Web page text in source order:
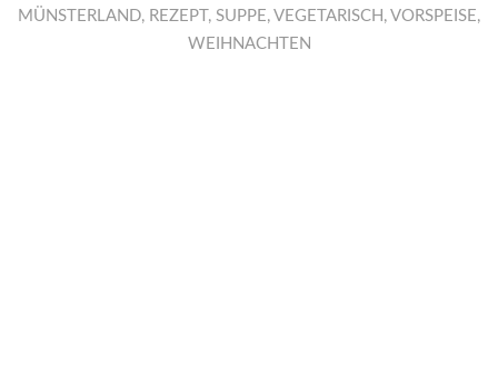
MÜNSTERLAND, REZEPT , SUPPE, VEGETARISCH , VORSPEISE,
WEIHNACHTEN